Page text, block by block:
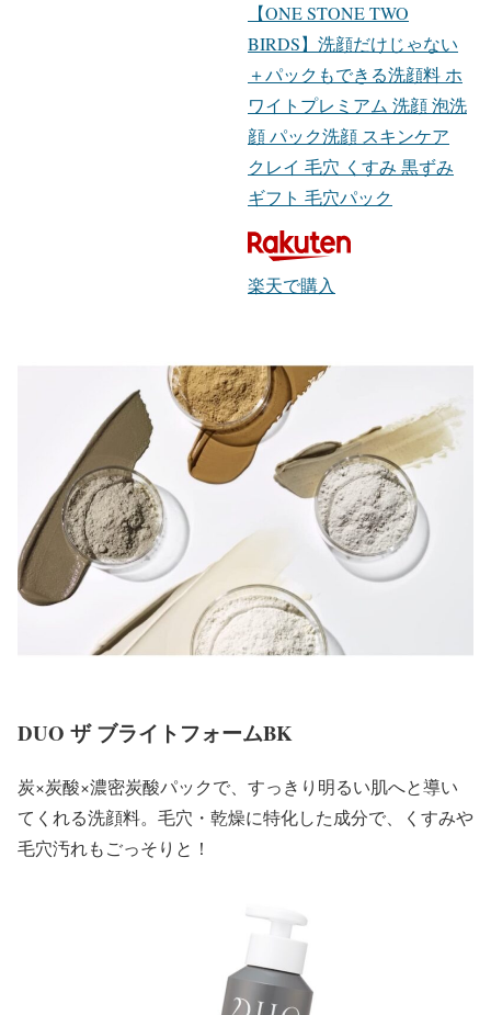
【ONE STONE TWO
BIRDS】洗顔だけじゃない
＋パックもできる洗顔料 ホ
ワイトプレミアム 洗顔 泡洗
顔 パック洗顔 スキンケア
クレイ 毛穴 くすみ 黒ずみ
ギフト 毛穴パック
楽天で購入
DUO ザ ブライトフォームBK
炭×炭酸×濃密炭酸パックで、すっきり明るい肌へと導い
てくれる洗顔料。毛穴・乾燥に特化した成分で、くすみや
毛穴汚れもごっそりと！